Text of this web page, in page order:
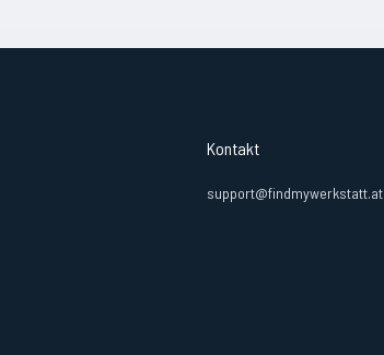
Kontakt
support@findmywerkstatt.at